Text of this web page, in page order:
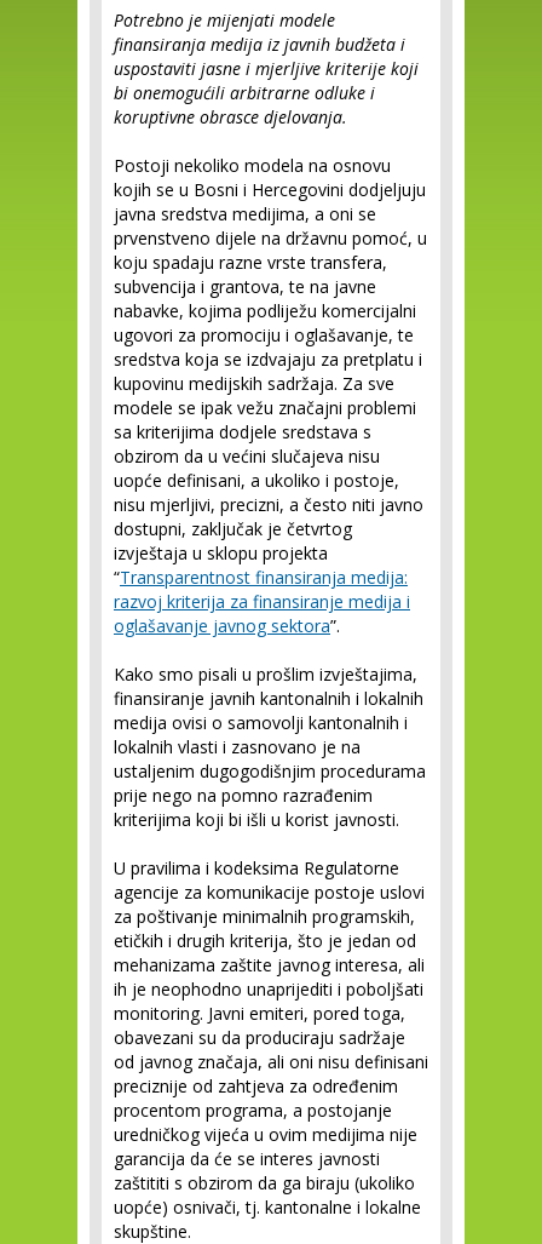
Potrebno je mijenjati modele
finansiranja medija iz javnih budžeta i
uspostaviti jasne i mjerljive kriterije koji
bi onemogućili arbitrarne odluke i
koruptivne obrasce djelovanja.
Postoji nekoliko modela na osnovu
kojih se u Bosni i Hercegovini dodjeljuju
javna sredstva medijima, a oni se
prvenstveno dijele na državnu pomoć, u
koju spadaju razne vrste transfera,
subvencija i grantova, te na javne
nabavke, kojima podliježu komercijalni
ugovori za promociju i oglašavanje, te
sredstva koja se izdvajaju za pretplatu i
kupovinu medijskih sadržaja. Za sve
modele se ipak vežu značajni problemi
sa kriterijima dodjele sredstava s
obzirom da u većini slučajeva nisu
uopće definisani, a ukoliko i postoje,
nisu mjerljivi, precizni, a često niti javno
dostupni, zaključak je četvrtog
izvještaja u sklopu projekta
“Transparentnost finansiranja medija:
razvoj kriterija za finansiranje medija i
oglašavanje javnog sektora”.
Kako smo pisali u prošlim izvještajima,
finansiranje javnih kantonalnih i lokalnih
medija ovisi o samovolji kantonalnih i
lokalnih vlasti i zasnovano je na
ustaljenim dugogodišnjim procedurama
prije nego na pomno razrađenim
kriterijima koji bi išli u korist javnosti.
U pravilima i kodeksima Regulatorne
agencije za komunikacije postoje uslovi
za poštivanje minimalnih programskih,
etičkih i drugih kriterija, što je jedan od
mehanizama zaštite javnog interesa, ali
ih je neophodno unaprijediti i poboljšati
monitoring. Javni emiteri, pored toga,
obavezani su da produciraju sadržaje
od javnog značaja, ali oni nisu definisani
preciznije od zahtjeva za određenim
procentom programa, a postojanje
uredničkog vijeća u ovim medijima nije
garancija da će se interes javnosti
zaštititi s obzirom da ga biraju (ukoliko
uopće) osnivači, tj. kantonalne i lokalne
skupštine.